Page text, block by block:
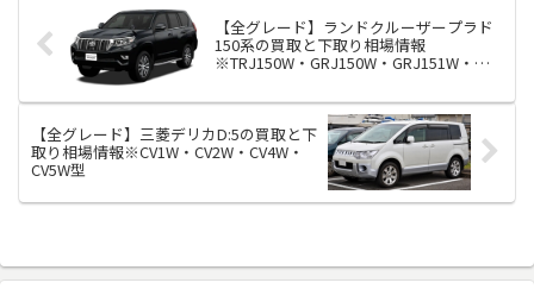
【全グレード】ランドクルーザープラド
150系の買取と下取り相場情報
※TRJ150W・GRJ150W・GRJ151W・
【全グレード】三菱デリカD:5の買取と下
取り相場情報※CV1W・CV2W・CV4W・
CV5W型